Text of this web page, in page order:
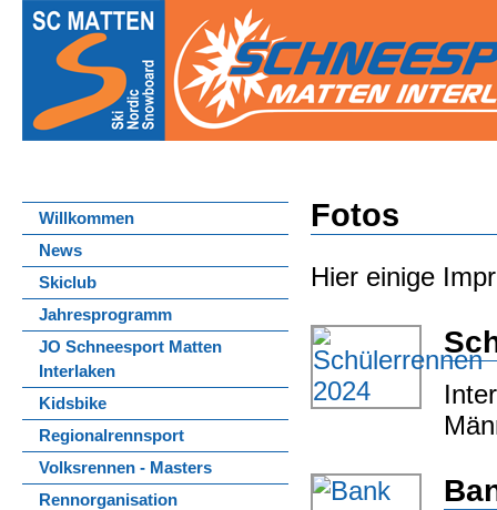
Willkommen
News
Skiclub
Jahresprogramm
JO Schneesport Matten
Interlaken
Kidsbike
Regionalrennsport
Volksrennen - Masters
Rennorganisation
Fotos
Hier einige